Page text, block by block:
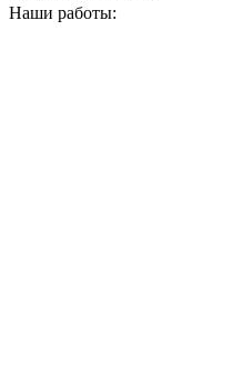
Наши работы: